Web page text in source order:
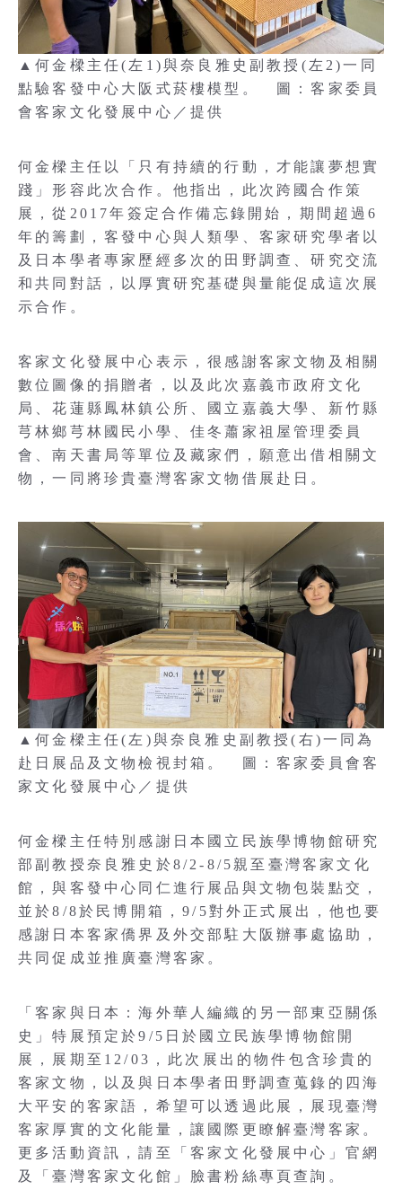
▲何金樑主任(左1)與奈良雅史副教授(左2)一同
點驗客發中心大阪式菸樓模型。 圖：客家委員
會客家文化發展中心／提供
何金樑主任以「只有持續的行動，才能讓夢想實
踐」形容此次合作。他指出，此次跨國合作策
展，從2017年簽定合作備忘錄開始，期間超過6
年的籌劃，客發中心與人類學、客家研究學者以
及日本學者專家歷經多次的田野調查、研究交流
和共同對話，以厚實研究基礎與量能促成這次展
示合作。
客家文化發展中心表示，很感謝客家文物及相關
數位圖像的捐贈者，以及此次嘉義市政府文化
局、花蓮縣鳳林鎮公所、國立嘉義大學、新竹縣
芎林鄉芎林國民小學、佳冬蕭家祖屋管理委員
會、南天書局等單位及藏家們，願意出借相關文
物，一同將珍貴臺灣客家文物借展赴日。
▲何金樑主任(左)與奈良雅史副教授(右)一同為
赴日展品及文物檢視封箱。 圖：客家委員會客
家文化發展中心／提供
何金樑主任特別感謝日本國立民族學博物館研究
部副教授奈良雅史於8/2-8/5親至臺灣客家文化
館，與客發中心同仁進行展品與文物包裝點交，
並於8/8於民博開箱，9/5對外正式展出，他也要
感謝日本客家僑界及外交部駐大阪辦事處協助，
共同促成並推廣臺灣客家。
「客家與日本：海外華人編織的另一部東亞關係
史」特展預定於9/5日於國立民族學博物館開
展，展期至12/03，此次展出的物件包含珍貴的
客家文物，以及與日本學者田野調查蒐錄的四海
大平安的客家語，希望可以透過此展，展現臺灣
客家厚實的文化能量，讓國際更瞭解臺灣客家。
更多活動資訊，請至「客家文化發展中心」官網
及「臺灣客家文化館」臉書粉絲專頁查詢。